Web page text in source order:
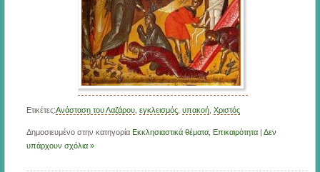
Ετικέτες:Ανάσταση του Λαζάρου, εγκλεισμός, υπακοή, Χριστός
Δημοσιευμένο στην κατηγορία Εκκλησιαστικά θέματα, Επικαιρότητα| Δεν
υπάρχουν σχόλια »